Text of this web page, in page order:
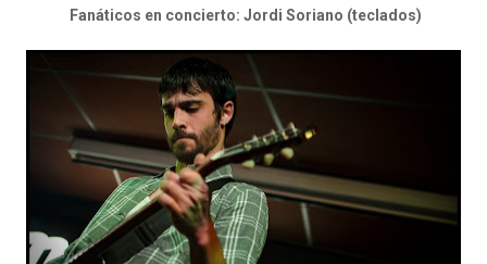
Fanáticos en concierto: Jordi Soriano (teclados)